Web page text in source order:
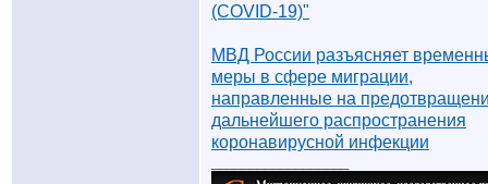
(COVID-19)"
МВД России разъясняет
меры в сфере миграции,
направленные на
дальнейшего распространения
коронавирусной инфекции